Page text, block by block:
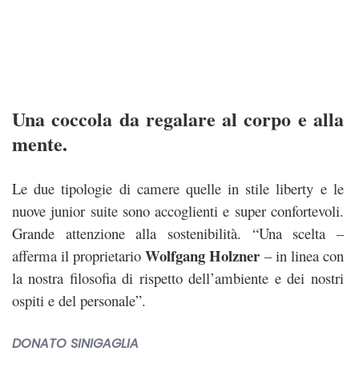
Una coccola da regalare al corpo e alla
mente.
Le due tipologie di camere quelle in stile liberty e le
nuove junior suite sono accoglienti e super confortevoli.
Grande attenzione alla sostenibilità. “Una scelta –
afferma il proprietarioWolfgang Holzner – in linea con
la nostra filosofia di rispetto dell’ambiente e dei nostri
ospiti e del personale”.
DONATO SINIGAGLIA